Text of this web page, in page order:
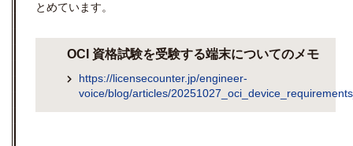
とめています。
OCI 資格試験を受験する端末についてのメモ
https://licensecounter.jp/engineer-
voice/blog/articles/